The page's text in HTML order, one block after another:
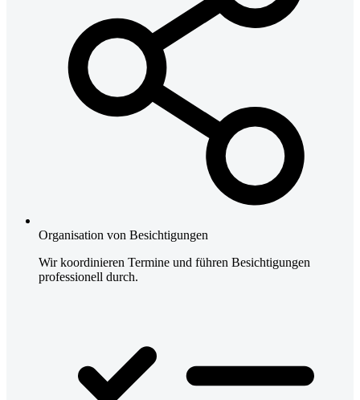
Organisation von Besichtigungen
Wir koordinieren Termine und führen Besichtigungen
professionell durch.